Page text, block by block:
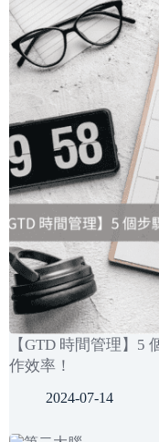
【GTD 時間管理】5
作效率！
2024-07-14